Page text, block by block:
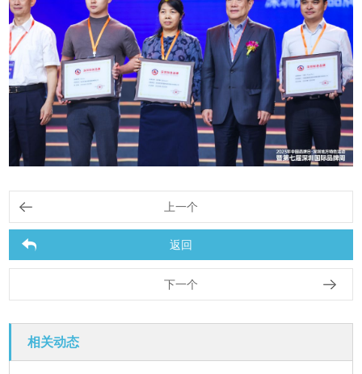
上一个
返回
下一个
相关动态